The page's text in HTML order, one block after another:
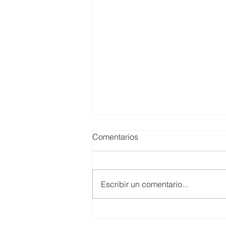
Comentarios
Escribir un comentario...